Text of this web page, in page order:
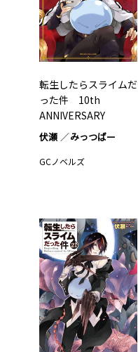
転生したらスライムだ
った件 10th
ANNIVERSARY
BOOK…1
伏瀬 みっつばー
GCノベルズ